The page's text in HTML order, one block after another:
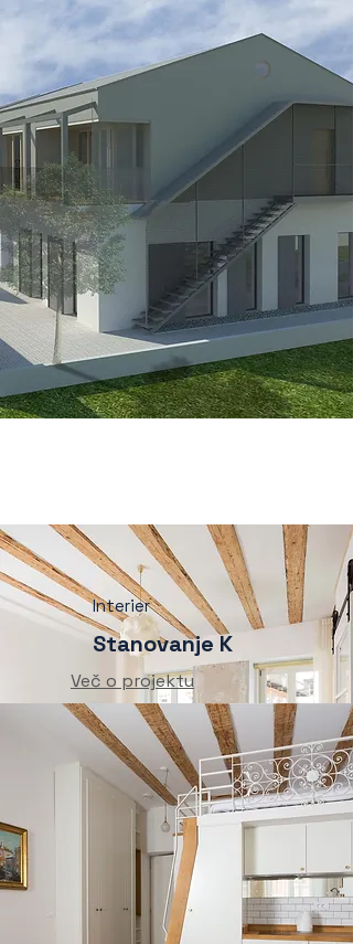
Interier
Stanovanje K
Več o projektu